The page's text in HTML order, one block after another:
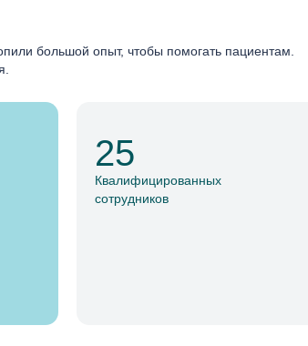
большой опыт, чтобы помогать пациентам.
25
Квалифицированных
сотрудников